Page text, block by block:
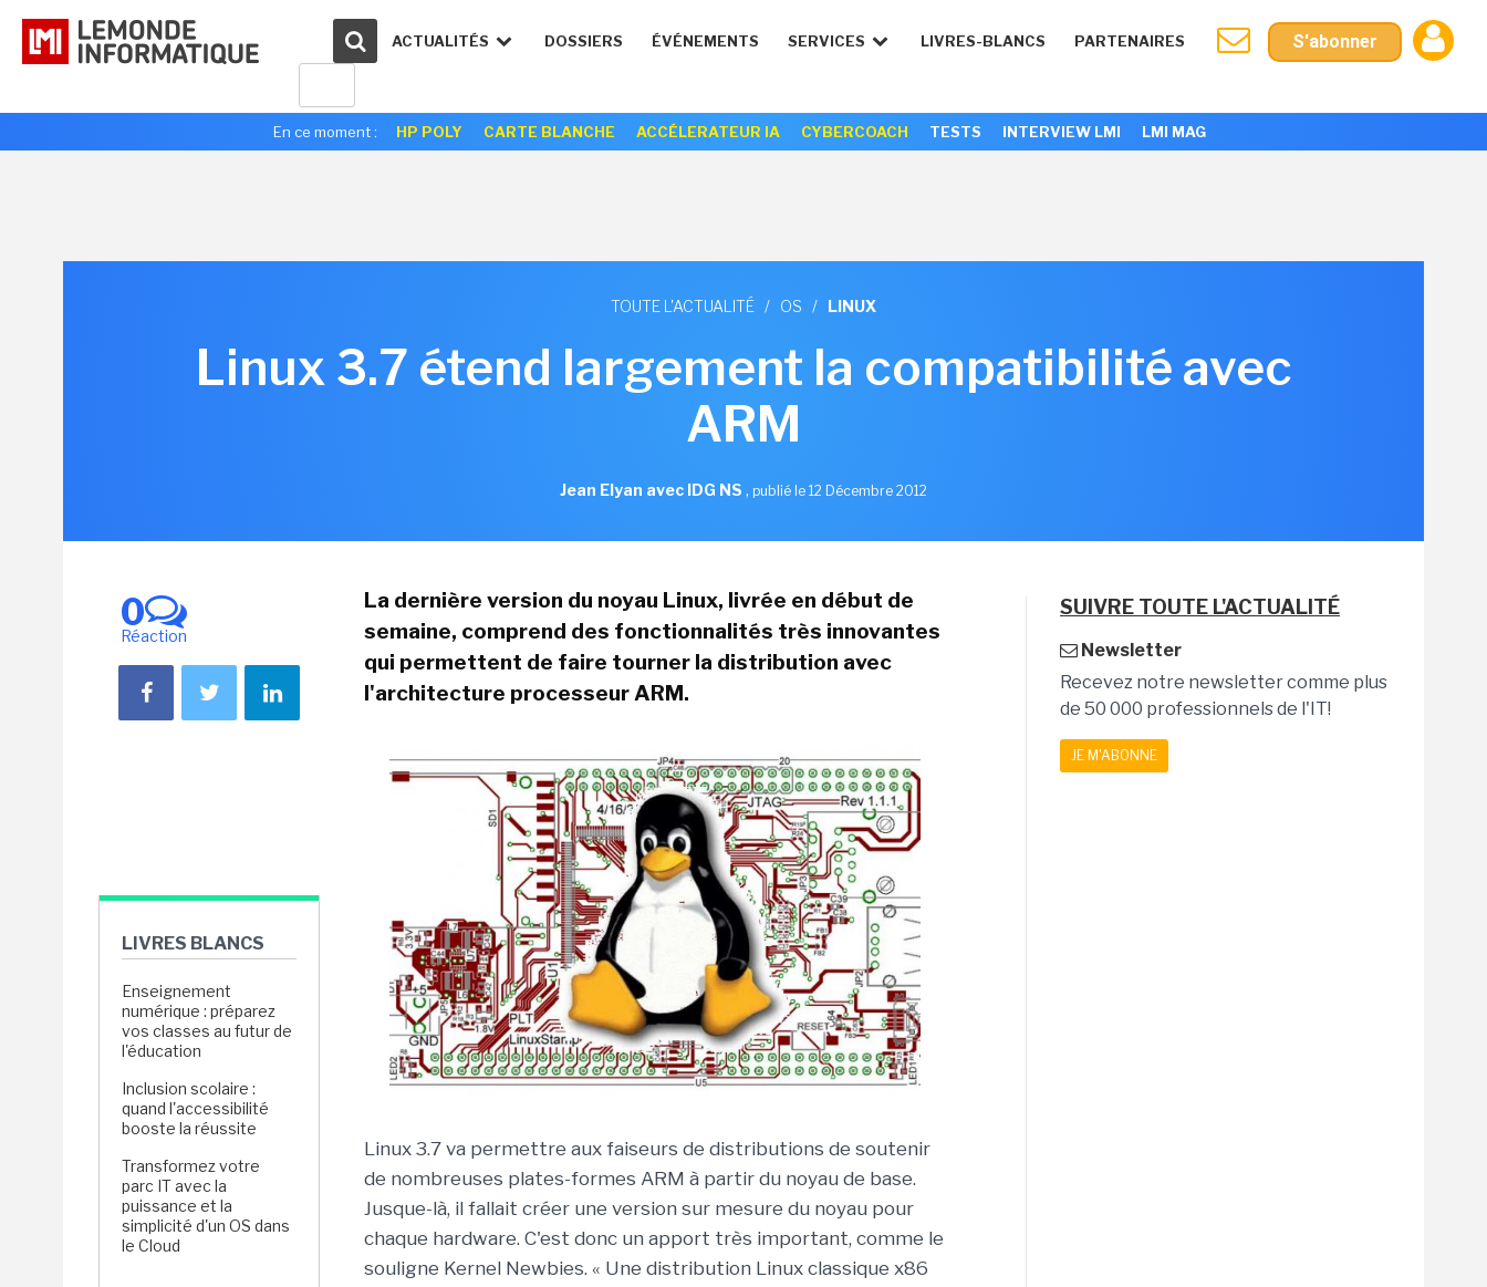
ACTUALITÉS DOSSIERS ÉVÉNEMENTS SERVICES LIVRES-BLANCS PARTENAIRES S'abonner
En ce moment : HP POLY CARTE BLANCHE ACCÉLERATEUR IA CYBERCOACH TESTS INTERVIEW LMI LMI MAG
TOUTE L'ACTUALITÉ / OS / LINUX
Linux 3.7 étend largement la compatibilité avec
ARM
Jean Elyan avec IDG NS , publié le 12 Décembre 2012
0
Réaction
LIVRES BLANCS
Enseignement
numérique : préparez
vos classes au futur de
l'éducation
Inclusion scolaire :
quand l'accessibilité
booste la réussite
Transformez votre
parc IT avec la
puissance et la
simplicité d'un OS dans
le Cloud
La dernière version du noyau Linux, livrée en début de
semaine, comprend des fonctionnalités très innovantes
qui permettent de faire tourner la distribution avec
l'architecture processeur ARM.
Linux 3.7 va permettre aux faiseurs de distributions de soutenir
de nombreuses plates-formes ARM à partir du noyau de base.
Jusque-là, il fallait créer une version sur mesure du noyau pour
chaque hardware. C'est donc un apport très important, comme le
souligne Kernel Newbies. « Une distribution Linux classique x86
SUIVRE TOUTE L'ACTUALITÉ
Newsletter
Recevez notre newsletter comme plus
de 50 000 professionnels de l'IT!
JE M'ABONNE